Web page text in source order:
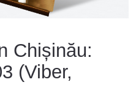
Chișinău:
(Viber,